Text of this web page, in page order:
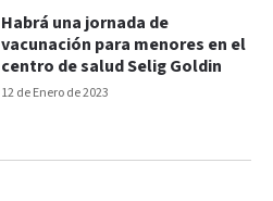
12 de Enero de 2023
Habrá una jornada de
vacunación para menores en el
centro de salud Selig Goldin